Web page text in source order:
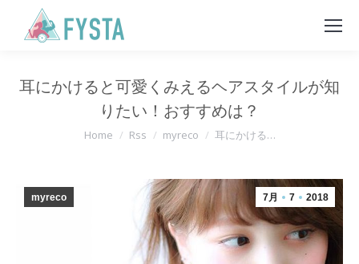
耳にかけると可愛くみえるヘアスタイルが知
りたい！おすすめは？
You are here:
Home Rss myreco 耳にかける…
7月 7 2018
myreco